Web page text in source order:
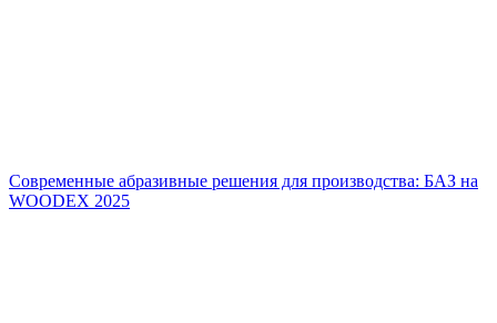
Современные абразивные решения для производства: БАЗ на
WOODEX 2025